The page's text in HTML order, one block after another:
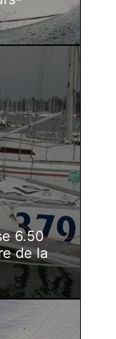
6.50
de la